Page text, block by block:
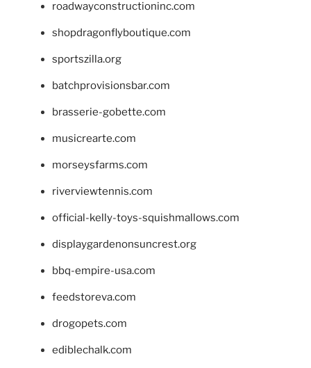
roadwayconstructioninc.com
shopdragonflyboutique.com
sportszilla.org
batchprovisionsbar.com
brasserie-gobette.com
musicrearte.com
morseysfarms.com
riverviewtennis.com
official-kelly-toys-squishmallows.com
displaygardenonsuncrest.org
bbq-empire-usa.com
feedstoreva.com
drogopets.com
ediblechalk.com